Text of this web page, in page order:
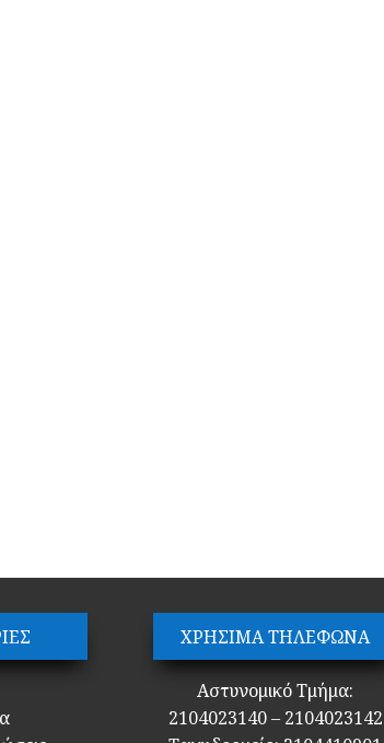
ΧΡΗΣΙΜΑ ΤΗΛΕΦΩΝΑ
Αστυνομικό Τμήμα:
2104023140 – 2104023142